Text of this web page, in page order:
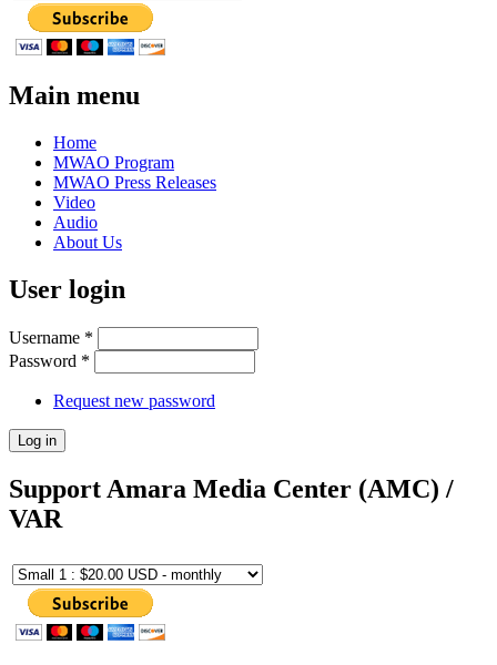
Main menu
Home
MWAO Program
MWAO Press Releases
Video
Audio
About Us
User login
Username *
Password *
Request new password
Support Amara Media Center (AMC) /
VAR